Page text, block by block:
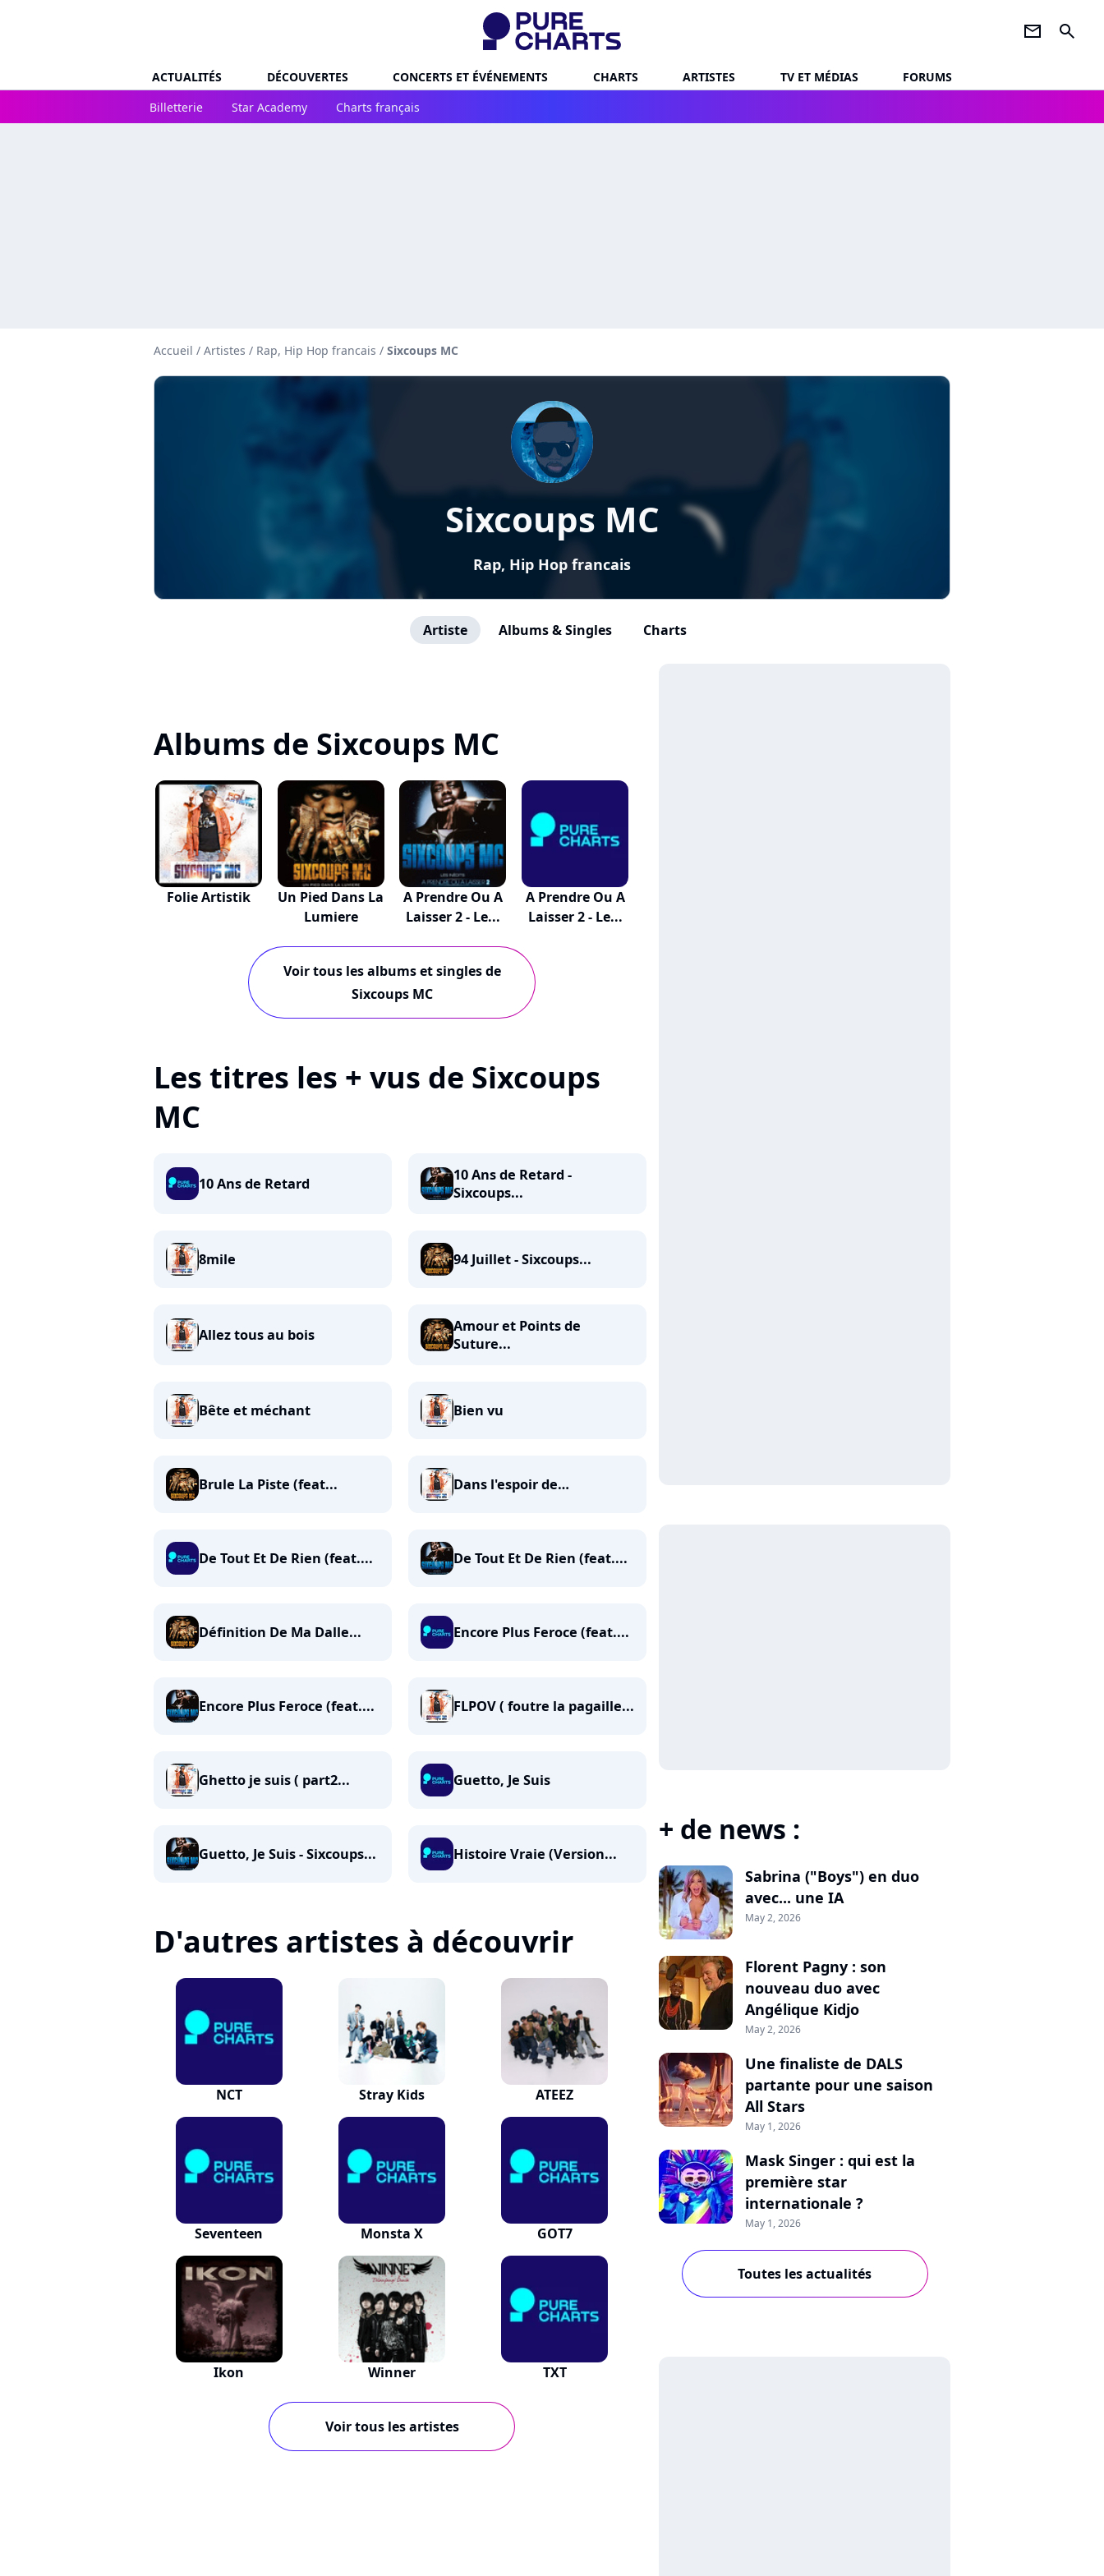
newsletter search
ACTUALITÉS DÉCOUVERTES CONCERTS ET ÉVÉNEMENTS CHARTS ARTISTES TV ET MÉDIAS
FORUMS
Billetterie
Star Academy Charts français
Accueil / Artistes / Rap, Hip Hop francais / Sixcoups MC
Sixcoups MC
Rap, Hip Hop francais
Artiste Albums & Singles Charts
Albums de Sixcoups MC
Folie Artistik
Un Pied Dans La
Lumiere
A Prendre Ou A
Laisser 2 - Le...
A Prendre Ou A
Laisser 2 - Le...
Voir tous les albums et singles de
Sixcoups MC
Les titres les + vus de Sixcoups
MC
10 Ans de Retard
10 Ans de Retard -
Sixcoups...
8mile 94 Juillet - Sixcoups...
Allez tous au bois
Amour et Points de
Suture...
Bête et méchant Bien vu
Brule La Piste (feat... Dans l'espoir de…
De Tout Et De Rien (feat.... De Tout Et De Rien (feat....
Définition De Ma Dalle... Encore Plus Feroce (feat....
Encore Plus Feroce (feat.... FLPOV ( foutre la pagaille...
Ghetto je suis ( part2... Guetto, Je Suis
Guetto, Je Suis - Sixcoups... Histoire Vraie (Version...
D'autres artistes à découvrir
NCT Stray Kids ATEEZ
Seventeen Monsta X GOT7
Ikon Winner TXT
Voir tous les artistes
+ de news :
Sabrina ("Boys") en duo
avec... une IA
May 2, 2026
Florent Pagny : son
nouveau duo avec
Angélique Kidjo
May 2, 2026
Une finaliste de DALS
partante pour une saison
All Stars
May 1, 2026
Mask Singer : qui est la
première star
internationale ?
May 1, 2026
Toutes les actualités